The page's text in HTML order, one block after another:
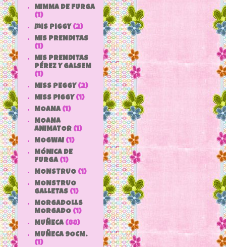
MIMMA DE FURGA
(1)
mis piggy (2)
MIS PRENDITAS
(1)
MIS PRENDITAS
PÉREZ Y GALSEM
(1)
MISS PEGGY (2)
MISS PIGGY (1)
MOANA (1)
MOANA
ANIMATOR (1)
MOGWAI (1)
MÓNICA DE
FURGA (1)
MONSTRUO (1)
MONSTRUO
GALLETAS (1)
MORGADOLLS
MORGADO (1)
MUÑECA (88)
MUÑECA 9OCM.
(1)